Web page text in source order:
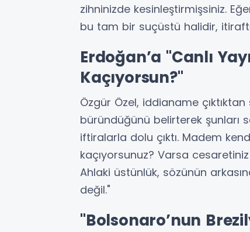
zihninizde kesinleştirmişsiniz.
bu tam bir suçüstü halidir,
Erdoğan’a "Canlı
Kaçıyorsun?"
Özgür Özel, iddianame
büründüğünü belirterek şunları
iftiralarla dolu çıktı. Madem
kaçıyorsunuz? Varsa
Ahlaki üstünlük, sözünün
değil."
"Bolsonaro’nun